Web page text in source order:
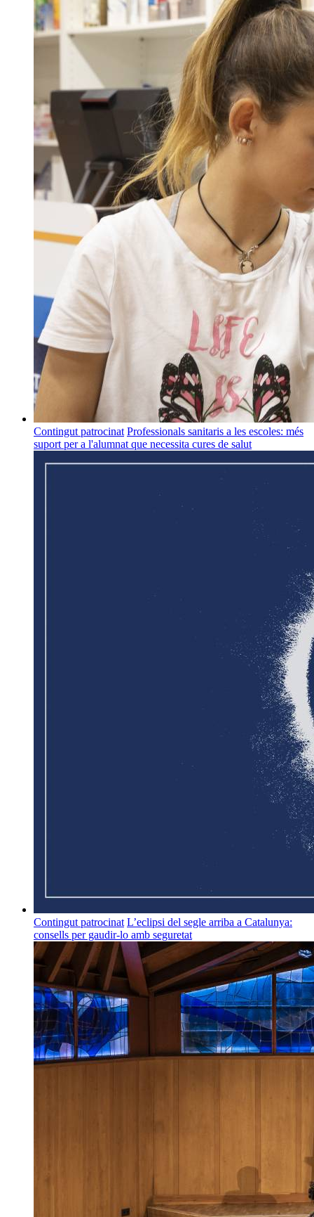
Contingut patrocinat Professionals sanitaris a les escoles: més
suport per a l'alumnat que necessita cures de salut
Contingut patrocinat L’eclipsi del segle arriba a Catalunya:
consells per gaudir-lo amb seguretat